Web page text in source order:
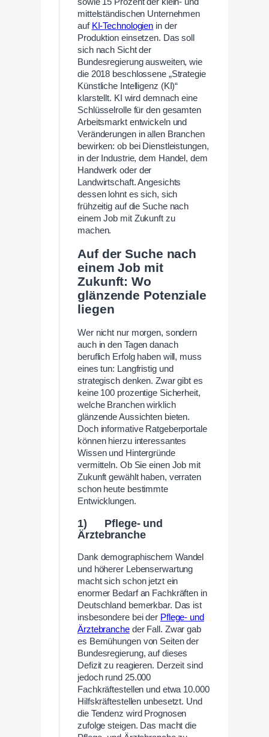
mittelständischen Unternehmen
auf KI-Technologien in der
Produktion einsetzen. Das soll
sich nach Sicht der
Bundesregierung ausweiten, wie
die 2018 beschlossene „Strategie
Künstliche Intelligenz (KI)“
klarstellt. KI wird demnach eine
Schlüsselrolle für den gesamten
Arbeitsmarkt entwickeln und
Veränderungen in allen Branchen
bewirken: ob bei Dienstleistungen,
in der Industrie, dem Handel, dem
Handwerk oder der
Landwirtschaft. Angesichts
dessen lohnt es sich, sich
frühzeitig auf die Suche nach
einem Job mit Zukunft zu
machen.
Auf der Suche nach
einem Job mit
Zukunft: Wo
glänzende Potenziale
liegen
Wer nicht nur morgen, sondern
auch in den Tagen danach
beruflich Erfolg haben will, muss
eines tun: Langfristig und
strategisch denken. Zwar gibt es
keine 100 prozentige Sicherheit,
welche Branchen wirklich
glänzende Aussichten bieten.
Doch informative Ratgeberportale
können hierzu interessantes
Wissen und Hintergründe
vermitteln. Ob Sie einen Job mit
Zukunft gewählt haben, verraten
schon heute bestimmte
Entwicklungen.
1) Pflege- und
Ärztebranche
Dank demographischem Wandel
und höherer Lebenserwartung
macht sich schon jetzt ein
enormer Bedarf an Fachkräften in
Deutschland bemerkbar. Das ist
insbesondere bei der Pflege- und
Ärztebrancheder Fall. Zwar gab
es Bemühungen von Seiten der
Bundesregierung, auf dieses
Defizit zu reagieren. Derzeit sind
jedoch rund 25.000
Fachkräftestellen und etwa 10.000
Hilfskräftestellen unbesetzt. Und
die Tendenz wird Prognosen
zufolge steigen. Das macht die